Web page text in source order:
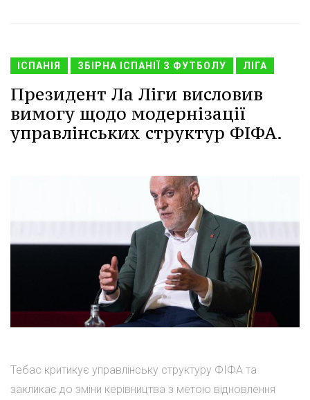
ІСПАНІЯ ЗБІРНА ІСПАНІЇ З ФУТБОЛУ ЛІГА
Президент Ла Ліги висловив
вимогу щодо модернізації
управлінських структур ФІФА.
Тебас критикує управлінську структуру ФІФА та
закликає до зміни керівництва з метою відновлення